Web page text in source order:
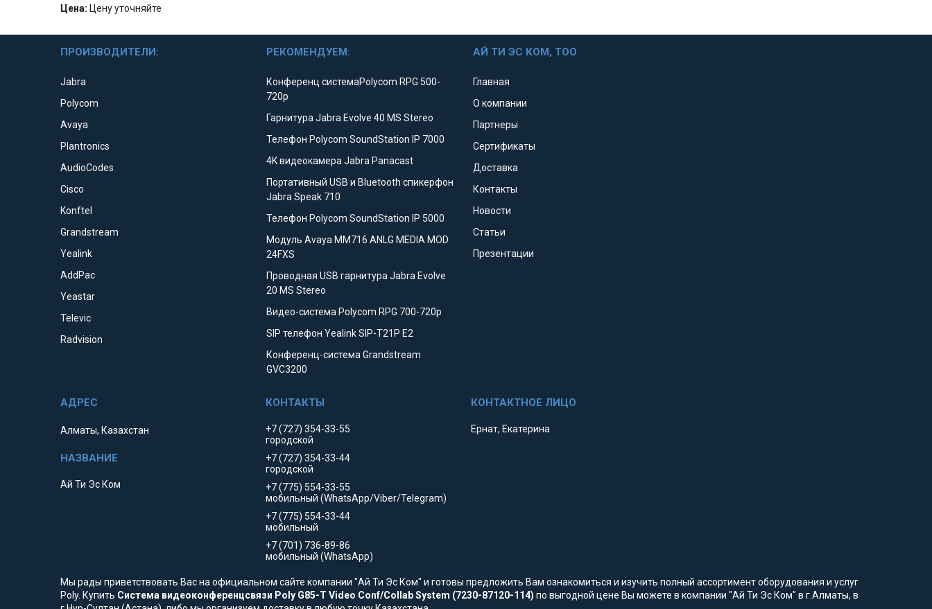
Цена: Цену уточняйте
ПРОИЗВОДИТЕЛИ:
Jabra
Polycom
Avaya
Plantronics
AudioCodes
Cisco
Konftel
Grandstream
Yealink
AddPac
Yeastar
Televic
Radvision
РЕКОМЕНДУЕМ:
Конференц системаPolycom RPG 500-
720p
Гарнитура Jabra Evolve 40 MS Stereo
Телефон Polycom SoundStation IP 7000
4K видеокамера Jabra Panacast
Портативный USB и Bluetooth спикерфон
Jabra Speak 710
Телефон Polycom SoundStation IP 5000
Модуль Avaya MM716 ANLG MEDIA MOD
24FXS
Проводная USB гарнитура Jabra Evolve
20 MS Stereo
Видео-система Polycom RPG 700-720p
SIP телефон Yealink SIP-T21P E2
Конференц-система Grandstream
GVC3200
АЙ ТИ ЭС КОМ, ТОО
Главная
О компании
Партнеры
Сертификаты
Доставка
Контакты
Новости
Статьи
Презентации
Алматы, Казахстан
Ай Ти Эс Ком
+7 (727) 354-33-55
городской
+7 (727) 354-33-44
городской
+7 (775) 554-33-55
мобильный (WhatsApp/Viber/Telegram)
+7 (775) 554-33-44
мобильный
+7 (701) 736-89-86
мобильный (WhatsApp)
Ернат, Екатерина
Мы рады приветствовать Вас на официальном сайте компании "Ай Ти Эс Ком" и готовы предложить Вам ознакомиться и изучить полный ассортимент оборудования и услуг
Poly. Купить Система видеоконференцсвязи Poly G85-T Video Conf/Collab System (7230-87120-114) по выгодной цене Вы можете в компании "Ай Ти Эс Ком" в г.Алматы, в